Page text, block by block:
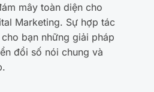
mây toàn diện cho
Marketing. Sự hợp tác
bạn những giải pháp
đổi số nói chung và